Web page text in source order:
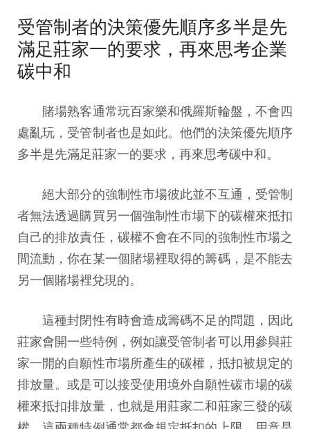
受管制者的決策優先順序多半是先
滿足莊家一的要求，再來思考企業
碳中和
賭場熟客通常玩百家樂和俄羅斯輪盤，不會四
處亂玩，受管制者也是如此。他們的決策優先順序
多半是先滿足莊家一的要求，再來思考碳中和。
絕大部分的強制性市場彼此並不互通，受管制
者無法透過購買另一個強制性市場下的碳權來抵扣
自己的排放責任，碳權不會在不同的強制性市場之
間流動，你在某一個賭場裡取得的籌碼，是不能去
另一個賭場裡兌現的。
這種封閉性有時會造成籌碼不足的問題，因此
莊家會開一些特例，例如讓受管制者可以用參與莊
家一開的自願性市場所產生的碳權，抵扣被規定的
排放量。或是可以接受使用境外自願性碳市場的碳
權來抵扣排放量，也就是用莊家二和莊家三發的碳